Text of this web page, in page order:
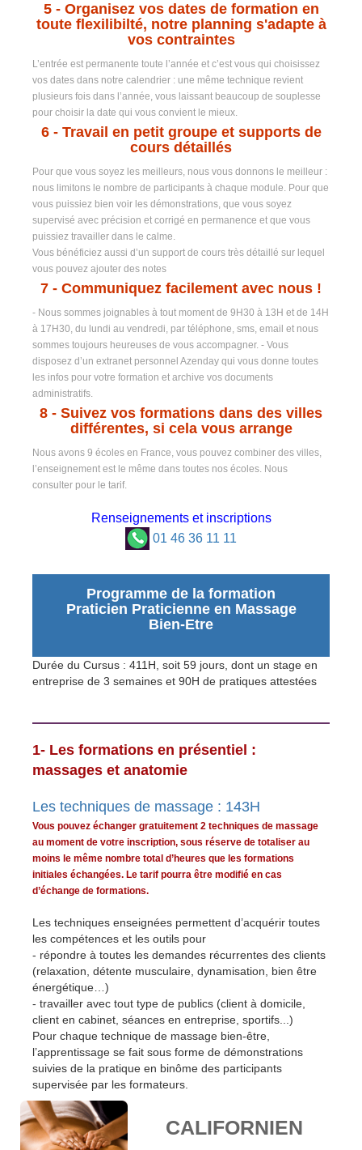
5- Organisez vos dates de formation en
toute flexilibilté, notre planning s'adapte à
vos contraintes
L’entrée est permanente toute l’année et c’est vous qui choisissez
vos dates dans notre calendrier : une même technique revient
plusieurs fois dans l’année, vous laissant beaucoup de souplesse
pour choisir la date qui vous convient le mieux.
6- Travail en petit groupe et supports de
cours détaillés
Pour que vous soyez les meilleurs, nous vous donnons le meilleur :
nous limitons le nombre de participants à chaque module. Pour que
vous puissiez bien voir les démonstrations, que vous soyez
supervisé avec précision et corrigé en permanence et que vous
puissiez travailler dans le calme.
Vous bénéficiez aussi d’un support de cours très détaillé sur lequel
vous pouvez ajouter des notes
7 - Communiquez facilement avec nous !
- Nous sommes joignables à tout moment de 9H30 à 13H et de 14H
à 17H30, du lundi au vendredi, par téléphone, sms, email et nous
sommes toujours heureuses de vous accompagner. - Vous
disposez d’un extranet personnel Azenday qui vous donne toutes
les infos pour votre formation et archive vos documents
administratifs.
8 - Suivez vos formations dans des villes
différentes, si cela vous arrange
Nous avons 9 écoles en France, vous pouvez combiner des villes,
l’enseignement est le même dans toutes nos écoles. Nous
consulter pour le tarif.
Renseignements et inscriptions
01 46 36 11 11
Programme de la formation
Praticien Praticienne en Massage
Bien-Etre
Durée du Cursus : 411H, soit 59 jours, dont un stage en
entreprise de 3 semaines et 90H de pratiques attestées
1- Les formations en présentiel :
massages et anatomie
Les techniques de massage : 143H
Vous pouvez échanger gratuitement 2 techniques de massage
au moment de votre inscription, sous réserve de totaliser au
moins le même nombre total d’heures que les formations
initiales échangées. Le tarif pourra être modifié en cas
d’échange de formations.
Les techniques enseignées permettent d’acquérir toutes
les compétences et les outils pour
- répondre à toutes les demandes récurrentes des clients
(relaxation, détente musculaire, dynamisation, bien être
énergétique…)
- travailler avec tout type de publics (client à domicile,
client en cabinet, séances en entreprise, sportifs...)
Pour chaque technique de massage bien-être,
l’apprentissage se fait sous forme de démonstrations
suivies de la pratique en binôme des participants
supervisée par les formateurs.
CALIFORNIEN